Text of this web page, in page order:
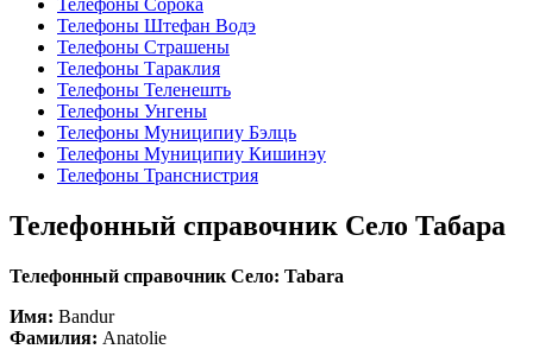
Телефоны Сорока
Телефоны Штефан Водэ
Телефоны Страшены
Телефоны Тараклия
Телефоны Теленешть
Телефоны Унгены
Телефоны Муниципиу Бэлць
Телефоны Муниципиу Кишинэу
Телефоны Транснистрия
Телефонный справочник Село Табара
Телефонный справочник Село: Tabara
Имя: Bandur
Фамилия: Anatolie